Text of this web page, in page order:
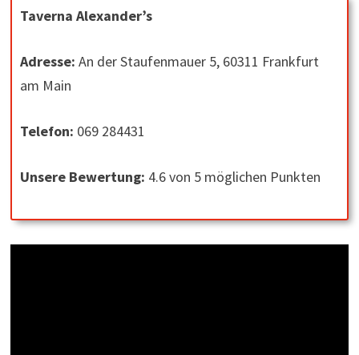
Taverna Alexander’s
Adresse: An der Staufenmauer 5, 60311 Frankfurt
am Main
Telefon: 069 284431
Unsere Bewertung: 4.6 von 5 möglichen Punkten